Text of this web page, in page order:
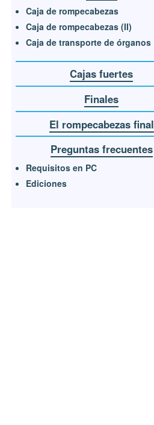
Caja de rompecabezas
Caja de rompecabezas (II)
Caja de transporte de órganos
Cajas fuertes
Finales
El rompecabezas final
Preguntas frecuentes
Requisitos en PC
Ediciones